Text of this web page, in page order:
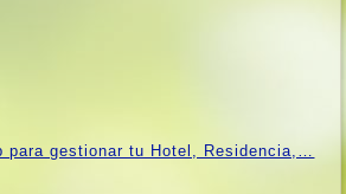
para gestionar tu Hotel, Residencia,…